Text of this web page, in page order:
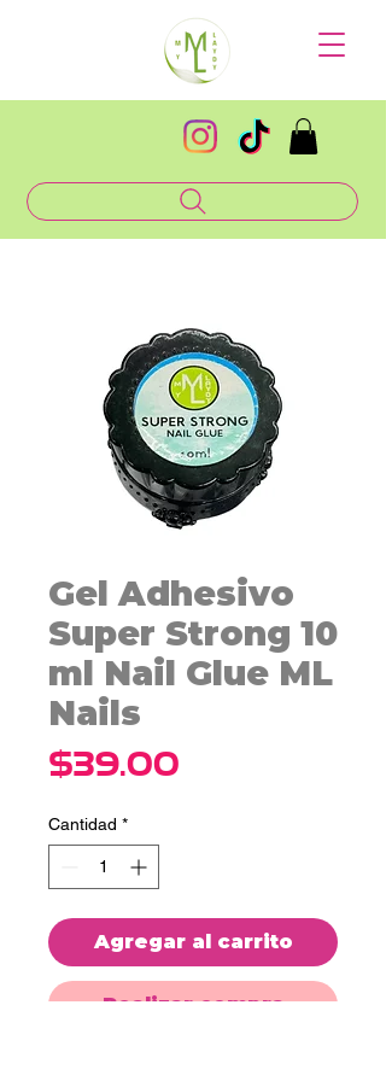
Gel Adhesivo
Super Strong 10
ml Nail Glue ML
Nails
$39.00
Cantidad *
Agregar al carrito
Realizar compra